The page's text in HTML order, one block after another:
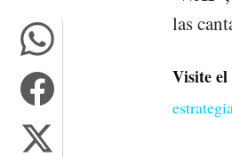
las
Visite el